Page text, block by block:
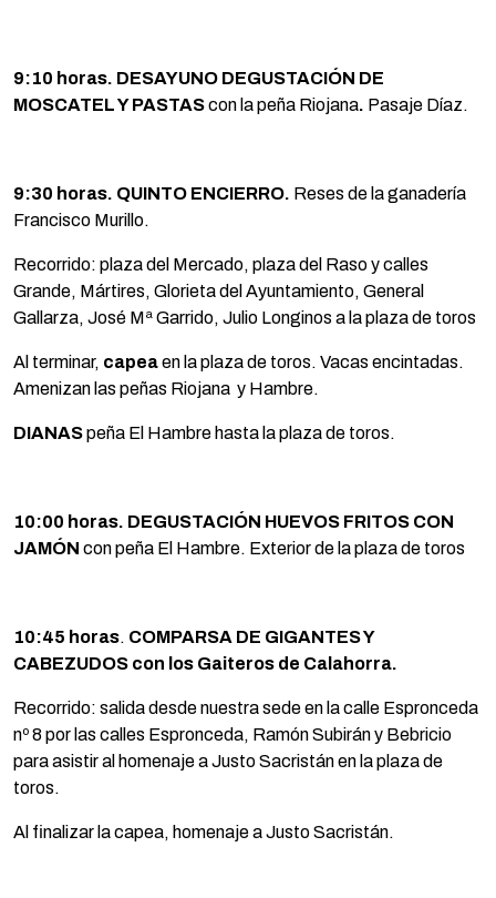
9:10 horas. DESAYUNO DEGUSTACIÓN DE
MOSCATEL Y PASTAScon la peña Riojana. Pasaje Díaz.
9:30 horas. QUINTO ENCIERRO. Reses de la ganadería
Francisco Murillo.
Recorrido: plaza del Mercado, plaza del Raso y calles
Grande, Mártires, Glorieta del Ayuntamiento, General
Gallarza, José Mª Garrido, Julio Longinos a la plaza de toros
Al terminar, capeaen la plaza de toros. Vacas encintadas.
Amenizan las peñas Riojana y Hambre.
DIANASpeña El Hambre hasta la plaza de toros.
10:00 horas. DEGUSTACIÓN HUEVOS FRITOS CON
JAMÓN con peña El Hambre. Exterior de la plaza de toros
10:45 horas. COMPARSA DE GIGANTES Y
CABEZUDOS con los Gaiteros de Calahorra.
Recorrido: salida desde nuestra sede en la calle Espronceda
nº 8 por las calles Espronceda, Ramón Subirán y Bebricio
para asistir al homenaje a Justo Sacristán en la plaza de
toros.
Al finalizar la capea, homenaje a Justo Sacristán.